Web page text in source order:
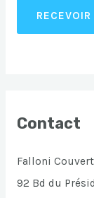
Contact
Falloni
92 Bd du